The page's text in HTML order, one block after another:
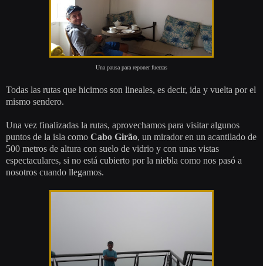
Una pausa para reponer fuerzas
Todas las rutas que hicimos son lineales, es decir, ida y vuelta por el
mismo sendero.
Una vez finalizadas la rutas, aprovechamos para visitar algunos
puntos de la isla como Cabo Girão, un mirador en un acantilado de
500 metros de altura con suelo de vidrio y con unas vistas
espectaculares, si no está cubierto por la niebla como nos pasó a
nosotros cuando llegamos.